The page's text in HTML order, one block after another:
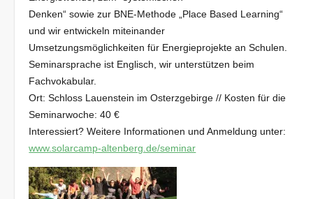
Denken“ sowie zur BNE-Methode „Place Based Learning“
und wir entwickeln miteinander
Umsetzungsmöglichkeiten für Energieprojekte an Schulen.
Seminarsprache ist Englisch, wir unterstützen beim
Fachvokabular.
Ort: Schloss Lauenstein im Osterzgebirge // Kosten für die
Seminarwoche: 40 €
Interessiert? Weitere Informationen und Anmeldung unter:
www.solarcamp-altenberg.de/seminar